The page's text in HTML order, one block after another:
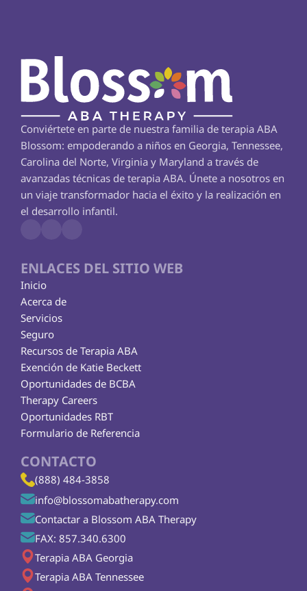
Conviértete en parte de nuestra familia de terapia ABA
Blossom: empoderando a niños en Georgia, Tennessee,
Carolina del Norte, Virginia y Maryland a través de
avanzadas técnicas de terapia ABA. Únete a nosotros en
un viaje transformador hacia el éxito y la realización en
el desarrollo infantil.
ENLACES DEL SITIO WEB
Inicio
Acerca de
Servicios
Seguro
Exención de Katie Beckett
Recursos de Terapia ABA
Therapy Careers
Oportunidades de BCBA
Oportunidades RBT
Formulario de Referencia
CONTACTO
(888) 484-3858
info@blossomabatherapy.com
Contactar a Blossom ABA Therapy
FAX: 857.340.6300
Terapia ABA Georgia
Terapia ABA Tennessee